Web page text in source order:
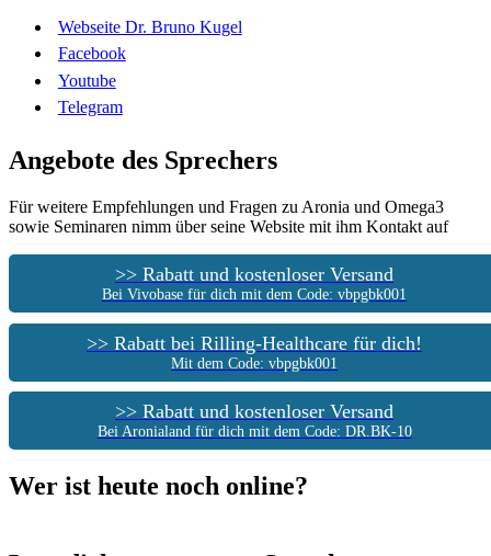
Webseite Dr. Bruno Kugel
Facebook
Youtube
Telegram
Angebote des Sprechers
Für weitere Empfehlungen und Fragen zu Aronia und Omega3
sowie Seminaren nimm über seine Website mit ihm Kontakt auf
>> Rabatt und kostenloser Versand
Bei Vivobase für dich mit dem Code: vbpgbk001
>> Rabatt bei Rilling-Healthcare für dich!
Mit dem Code: vbpgbk001
>> Rabatt und kostenloser Versand
Bei Aronialand für dich mit dem Code: DR.BK-10
Wer ist heute noch online?